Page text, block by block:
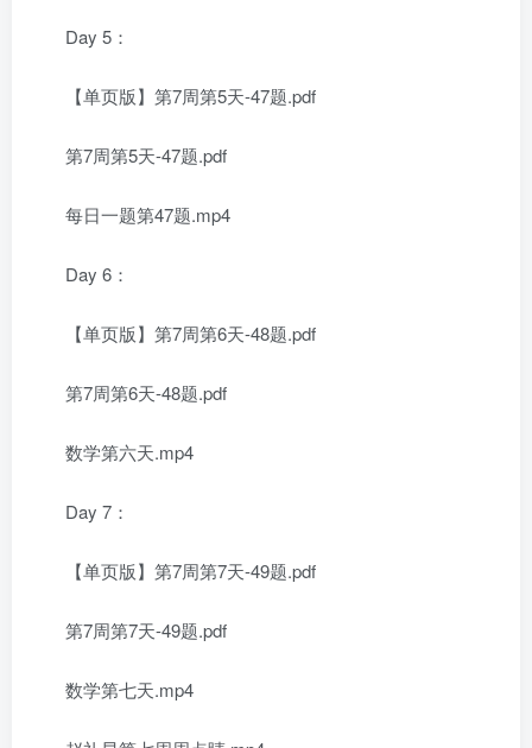
Day 5：
【单页版】第7周第5天-47题.pdf
第7周第5天-47题.pdf
每日一题第47题.mp4
Day 6：
【单页版】第7周第6天-48题.pdf
第7周第6天-48题.pdf
数学第六天.mp4
Day 7：
【单页版】第7周第7天-49题.pdf
第7周第7天-49题.pdf
数学第七天.mp4